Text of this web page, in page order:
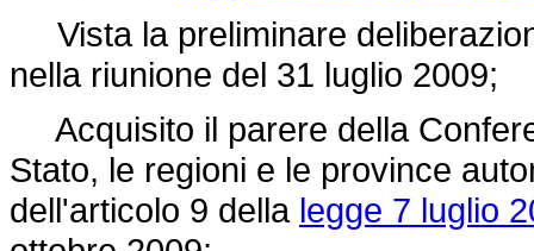
Vista la preliminare
nella riunione del 31 luglio 2009;
Acquisito il parere della
Stato, le regioni e le province
dell'articolo 9 della legge 7 luglio